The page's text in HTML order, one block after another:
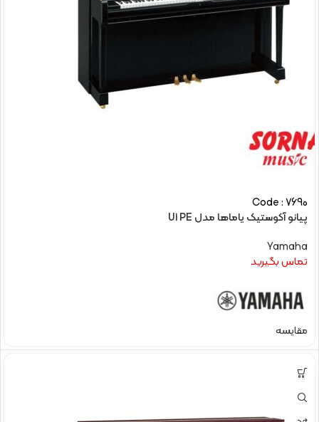
Code : 7690
پیانو آکوستیک یاماها مدل U1 PE
Yamaha
تماس بگیرید
مقایسه